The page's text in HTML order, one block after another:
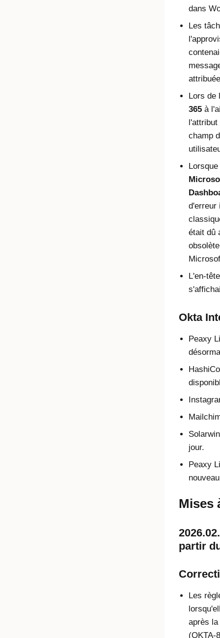
dans
Les
Lors de
365à
l'attribut
champ
d'erreur
était dû
L'en-
Okta
Peaxy
jour.
Peaxy
Mises
partir
Les
après la
(OKTA-